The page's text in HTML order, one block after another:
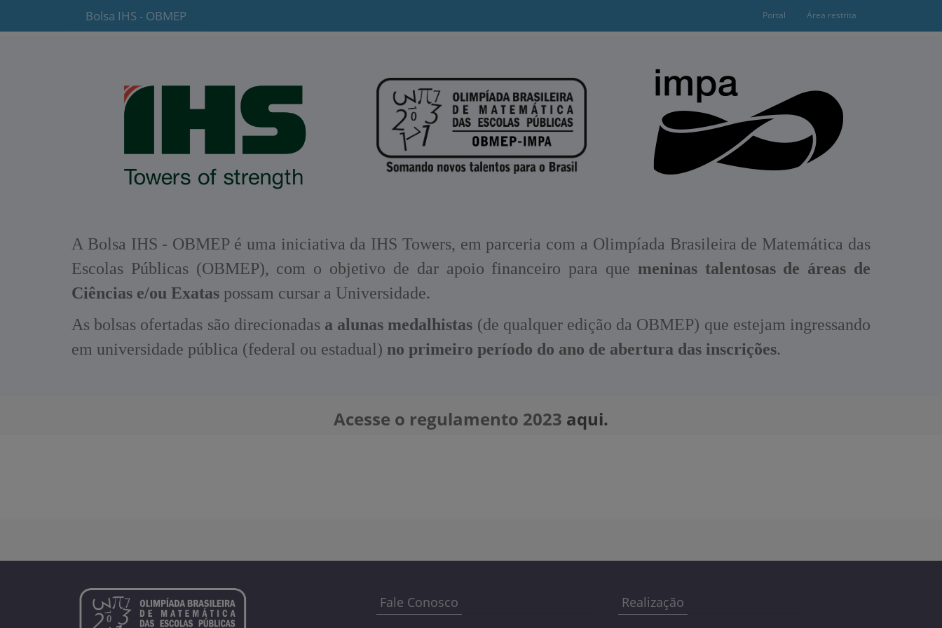
Bolsa IHS - OBMEP Portal Área restrita
A Bolsa IHS - OBMEP é uma iniciativa da IHS Towers, em parceria com a Olimpíada Brasileira de Matemática das
Escolas Públicas (OBMEP), com o objetivo de dar apoio financeiro para que meninas talentosas de áreas de
Ciências e/ou Exatas possam cursar a Universidade.
As bolsas ofertadas são direcionadas a alunas medalhistas (de qualquer edição da OBMEP) que estejam ingressando
em universidade pública (federal ou estadual) no primeiro período do ano de abertura das inscrições.
Acesse o regulamento 2023 aqui.
Fale Conosco Realização